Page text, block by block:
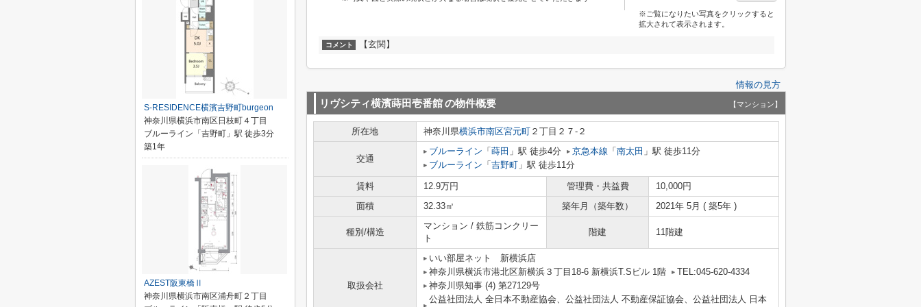
※ご覧になりたい写真をクリックすると
拡大されて表示されます。
コメント 【玄関】
情報の見方
リヴシティ横濱蒔田壱番館の物件概要 【マンション】
所在地 神奈川県横浜市南区宮元町 ２丁目２７-２
交通
ブルーライン 「 蒔田 」駅 徒歩4分 京急本線 「 南太田 」駅 徒歩11分
ブルーライン 「 吉野町 」駅 徒歩11分
賃料 12.9万円 管理費・共益費
10,000円
面積
32.33㎡ 築年月（築年数） 2021年 5月 ( 築5年 )
種別/構造
マンション / 鉄筋コンクリー
ト
階建 11階建
取扱会社
いい部屋ネット 新横浜店
神奈川県横浜市港北区新横浜３丁目18-6 新横浜T.Sビル 1階
TEL:045-620-4334
神奈川県知事 (4) 第27129号
公益社団法人 全日本不動産協会、公益社団法人 不動産保証協会、公益社団法人 日本
S-RESIDENCE横濱吉野町burgeon
神奈川県横浜市南区日枝町４丁目
ブルーライン「吉野町」駅 徒歩3分
築1年
AZEST阪東橋Ⅱ
神奈川県横浜市南区浦舟町２丁目